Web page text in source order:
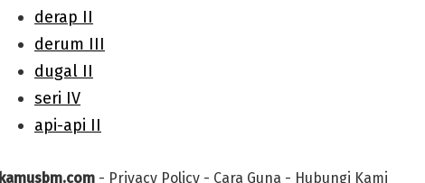
kamusbm.com - Privacy Policy - Cara Guna - Hubungi Kami